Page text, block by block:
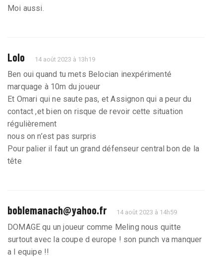
Moi aussi.
Lolo 14 août 2023 à 13h19
Ben oui quand tu mets Belocian inexpérimenté
marquage à 10m du joueur
Et Omari qui ne saute pas, et Assignon qui a peur du
contact ,et bien on risque de revoir cette situation
régulièrement
nous on n’est pas surpris
Pour palier il faut un grand défenseur central bon de la
tête
boblemanach@yahoo.fr 14 août 2023 à 14h59
DOMAGE qu un joueur comme Meling nous quitte
surtout avec la coupe d europe ! son punch va manquer
a l equipe !!